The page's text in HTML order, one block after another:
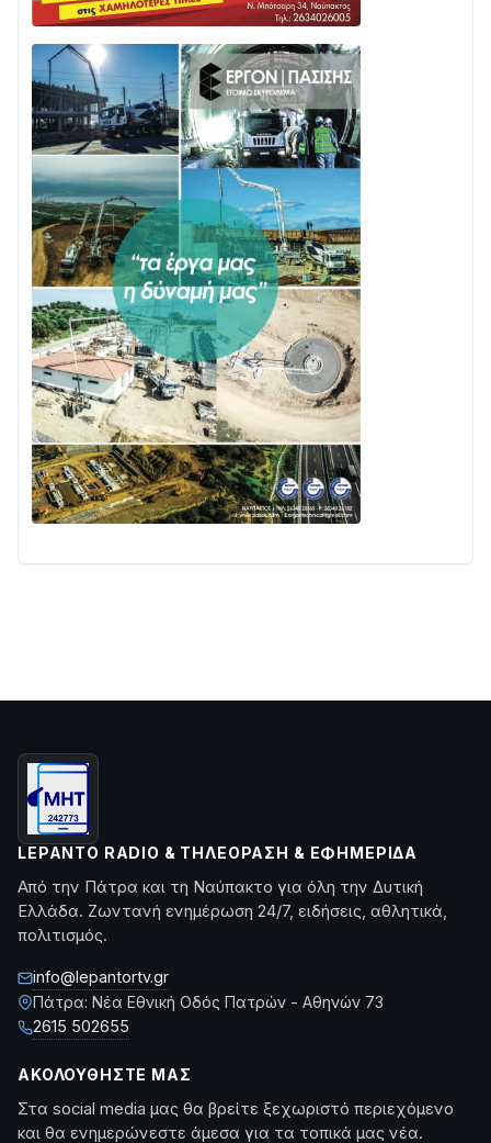
LEPANTO RADIO & ΤΗΛΕΌΡΑΣΗ & ΕΦΗΜΕΡΊΔΑ
Από την Πάτρα και τη Ναύπακτο για όλη την Δυτική
Ελλάδα. Ζωντανή ενημέρωση 24/7, ειδήσεις, αθλητικά,
πολιτισμός.
info@lepantortv.gr
Πάτρα: Νέα Εθνική Οδός Πατρών - Αθηνών 73
2615 502655
ΑΚΟΛΟΥΘΉΣΤΕ ΜΑΣ
Στα social media μας θα βρείτε ξεχωριστό περιεχόμενο
και θα ενημερώνεστε άμεσα για τα τοπικά μας νέα.